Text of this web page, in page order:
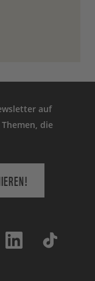
auf
die